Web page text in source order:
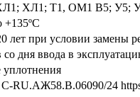
ХЛ1; Т1, ОМ1 В5; У5;
+135ºС
лет при условии замены
со дня ввода в
уплотнения
24